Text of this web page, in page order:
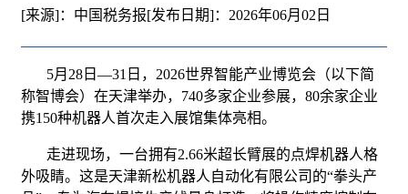
[发布日期]：2026年06月02日
[来源]：中国税务报
5月28日—31日，2026世界智能产业博览会（以下简
称智博会）在天津举办，740多家企业参展，80余家企业
携150种机器人首次走入展馆集体亮相。
走进现场，一台拥有2.66米超长臂展的点焊机器人格
外吸睛。这是天津新松机器人自动化有限公司的“拳头产